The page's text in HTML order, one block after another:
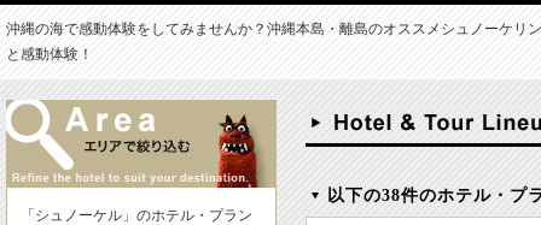
沖縄の海で感動体験をしてみませんか？沖縄本島・離島のオススメシュノーケ
と感動体験！
以下の38件のホテル・プ
「シュノーケル」のホテル・プラン